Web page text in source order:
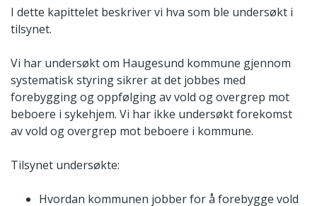
I dette kapittelet beskriver vi hva som ble undersøkt i
tilsynet.
Vi har undersøkt om Haugesund kommune gjennom
systematisk styring sikrer at det jobbes med
forebygging og oppfølging av vold og overgrep mot
beboere i sykehjem. Vi har ikke undersøkt forekomst
av vold og overgrep mot beboere i kommune.
Tilsynet undersøkte:
Hvordan kommunen jobber for å forebygge vold